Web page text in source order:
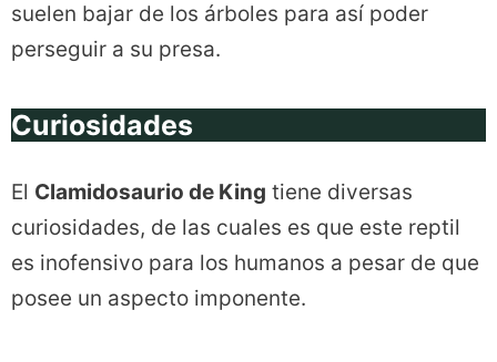
suelen bajar de los árboles para así poder
perseguir a su presa.
Curiosidades
El Clamidosaurio de King tiene diversas
curiosidades, de las cuales es que este reptil
es inofensivo para los humanos a pesar de que
posee un aspecto imponente.